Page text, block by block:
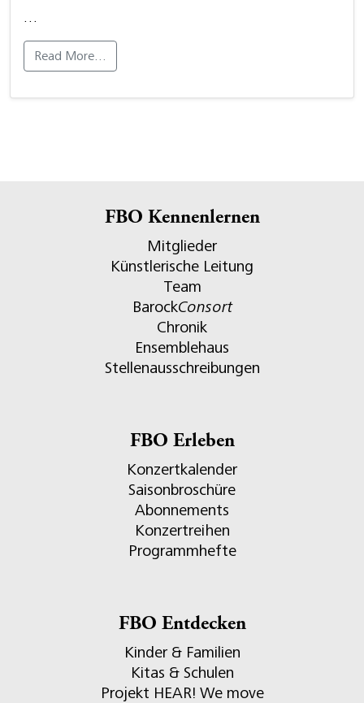
…
Read More…
FBO Kennenlernen
Mitglieder
Künstlerische Leitung
Team
BarockConsort
Chronik
Ensemblehaus
Stellenausschreibungen
FBO Erleben
Konzertkalender
Saisonbroschüre
Abonnements
Konzertreihen
Programmhefte
FBO Entdecken
Kinder & Familien
Kitas & Schulen
Projekt HEAR! We move